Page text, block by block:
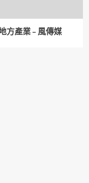
方產業 – 風傳媒